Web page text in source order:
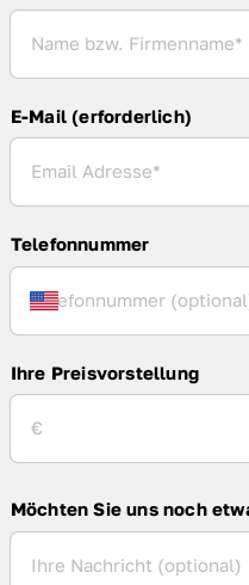
E-Mail (erforderlich)
Telefonnummer
Ihre Preisvorstellung
Möchten Sie uns noch